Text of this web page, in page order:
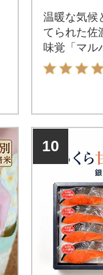
温暖な気候
てられた佐
味覚「マル
す。
10